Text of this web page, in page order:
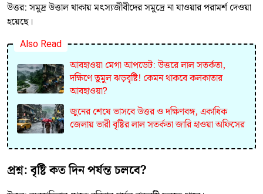
উত্তর: সমুদ্র উত্তাল থাকায় মৎস্যজীবীদের সমুদ্রে না যাওয়ার পরামর্শ দেওয়া
হয়েছে।
Also Read
আবহাওয়া মেগা আপডেট: উত্তরে লাল সতর্কতা,
দক্ষিণে তুমুল ঝড়বৃষ্টি! কেমন থাকবে কলকাতার
আবহাওয়া?
জুনের শেষে ভাসবে উত্তর ও দক্ষিণবঙ্গ, একাধিক
জেলায় ভারী বৃষ্টির লাল সতর্কতা জারি হাওয়া অফিসের
প্রশ্ন: বৃষ্টি কত দিন পর্যন্ত চলবে?